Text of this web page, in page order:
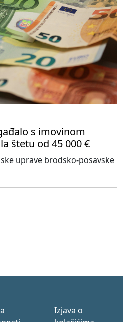
s imovinom
štetu od 45 000 €
uprave brodsko-posavske
Izjava o